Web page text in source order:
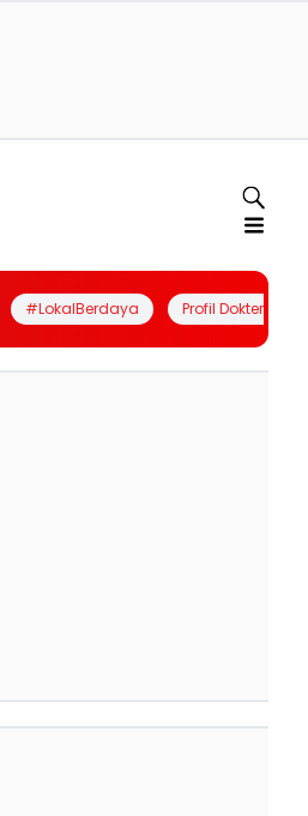
#LokalBerdaya Profil Dokter